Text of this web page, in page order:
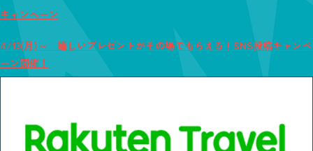
キャンペーン
4/13(月)～ 嬉しいプレゼントがその場でもらえる！SNS投稿キャンペ
ーン開催！